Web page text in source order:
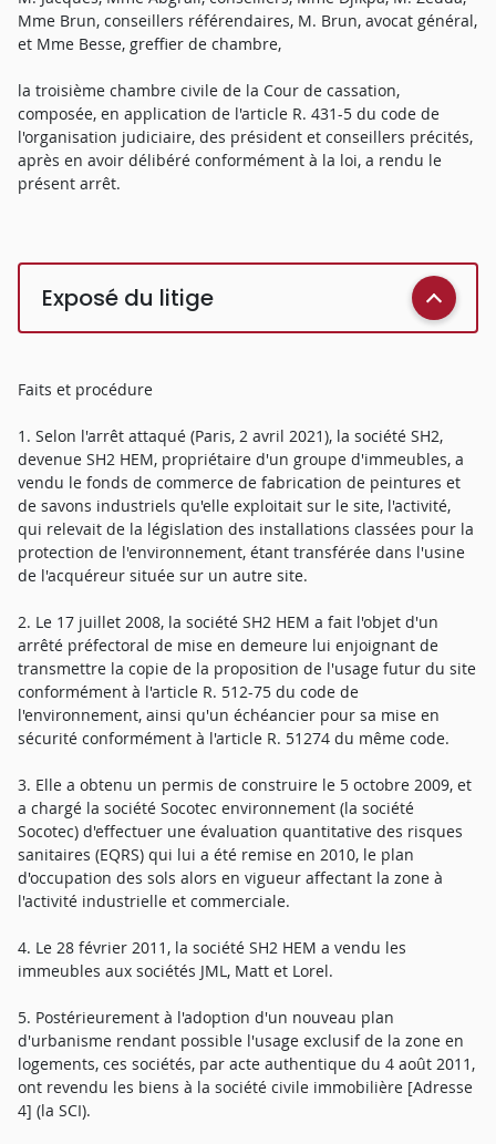
Mme Brun, conseillers référendaires, M. Brun, avocat général,
et Mme Besse, greffier de chambre,
la troisième chambre civile de la Cour de cassation,
composée, en application de l'article R. 431-5 du code de
l'organisation judiciaire, des président et conseillers précités,
après en avoir délibéré conformément à la loi, a rendu le
présent arrêt.
Exposé du litige
Faits et procédure
1. Selon l'arrêt attaqué (Paris, 2 avril 2021), la société SH2,
devenue SH2 HEM, propriétaire d'un groupe d'immeubles, a
vendu le fonds de commerce de fabrication de peintures et
de savons industriels qu'elle exploitait sur le site, l'activité,
qui relevait de la législation des installations classées pour la
protection de l'environnement, étant transférée dans l'usine
de l'acquéreur située sur un autre site.
2. Le 17 juillet 2008, la société SH2 HEM a fait l'objet d'un
arrêté préfectoral de mise en demeure lui enjoignant de
transmettre la copie de la proposition de l'usage futur du site
conformément à l'article R. 512-75 du code de
l'environnement, ainsi qu'un échéancier pour sa mise en
sécurité conformément à l'article R. 51274 du même code.
3. Elle a obtenu un permis de construire le 5 octobre 2009, et
a chargé la société Socotec environnement (la société
Socotec) d'effectuer une évaluation quantitative des risques
sanitaires (EQRS) qui lui a été remise en 2010, le plan
d'occupation des sols alors en vigueur affectant la zone à
l'activité industrielle et commerciale.
4. Le 28 février 2011, la société SH2 HEM a vendu les
immeubles aux sociétés JML, Matt et Lorel.
5. Postérieurement à l'adoption d'un nouveau plan
d'urbanisme rendant possible l'usage exclusif de la zone en
logements, ces sociétés, par acte authentique du 4 août 2011,
ont revendu les biens à la société civile immobilière [Adresse
4] (la SCI).